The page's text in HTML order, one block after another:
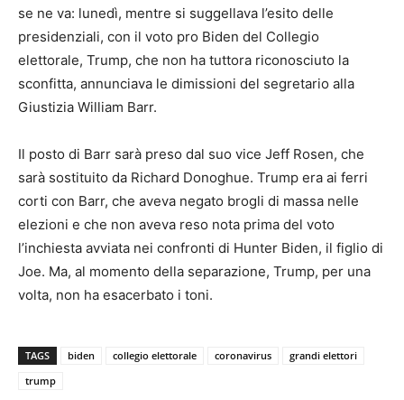
se ne va: lunedì, mentre si suggellava l’esito delle
presidenziali, con il voto pro Biden del Collegio
elettorale, Trump, che non ha tuttora riconosciuto la
sconfitta, annunciava le dimissioni del segretario alla
Giustizia William Barr.
Il posto di Barr sarà preso dal suo vice Jeff Rosen, che
sarà sostituito da Richard Donoghue. Trump era ai ferri
corti con Barr, che aveva negato brogli di massa nelle
elezioni e che non aveva reso nota prima del voto
l’inchiesta avviata nei confronti di Hunter Biden, il figlio di
Joe. Ma, al momento della separazione, Trump, per una
volta, non ha esacerbato i toni.
TAGS biden collegio elettorale coronavirus
grandi elettori
trump